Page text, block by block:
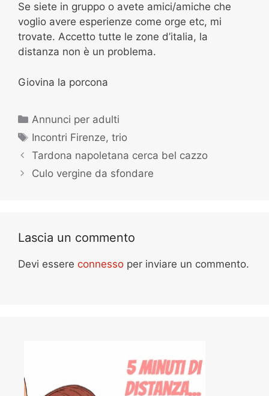
Se siete in gruppo o avete amici/amiche che
voglio avere esperienze come orge etc, mi
trovate. Accetto tutte le zone d’italia, la
distanza non è un problema.
Giovina la porcona
Categorie
Annunci per adulti
Tag
Incontri Firenze,trio
Tardona napoletana cerca bel cazzo
Culo vergine da sfondare
Lascia un commento
Devi essere connesso per inviare un commento.